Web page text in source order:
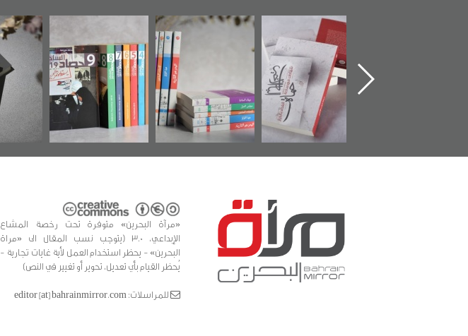
تصنيف موضوعي
للوثائق البريطانية
يقدمه «مركز أوال»
في سلسلة من 5
كتب
"مرآة البحرين"
جديدة لمعتقل
عسكري تصدر عن
«مرآة البحرين»
حصاد 2017
«مرآة البحرين» متوفرة تحت رخصة المشاع
الإبداعي، 3.0 (يتوجب نسب المقال الى «مراة
البحرين» - يحظر استخدام العمل لأية غايات تجارية -
يُحظر القيام بأي تعديل، تحوير أو تغيير في النص)
للمراسلات: editor [at] bahrainmirror.com